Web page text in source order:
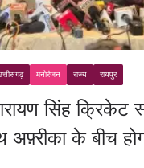
मनोरंजन राज्य रायपुर
सिंह क्रिकेट
अफ़्रीका के बीच